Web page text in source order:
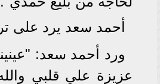
أحمد سعد يرد على
ورد أحمد سعد:
عزيزة علي قلبي